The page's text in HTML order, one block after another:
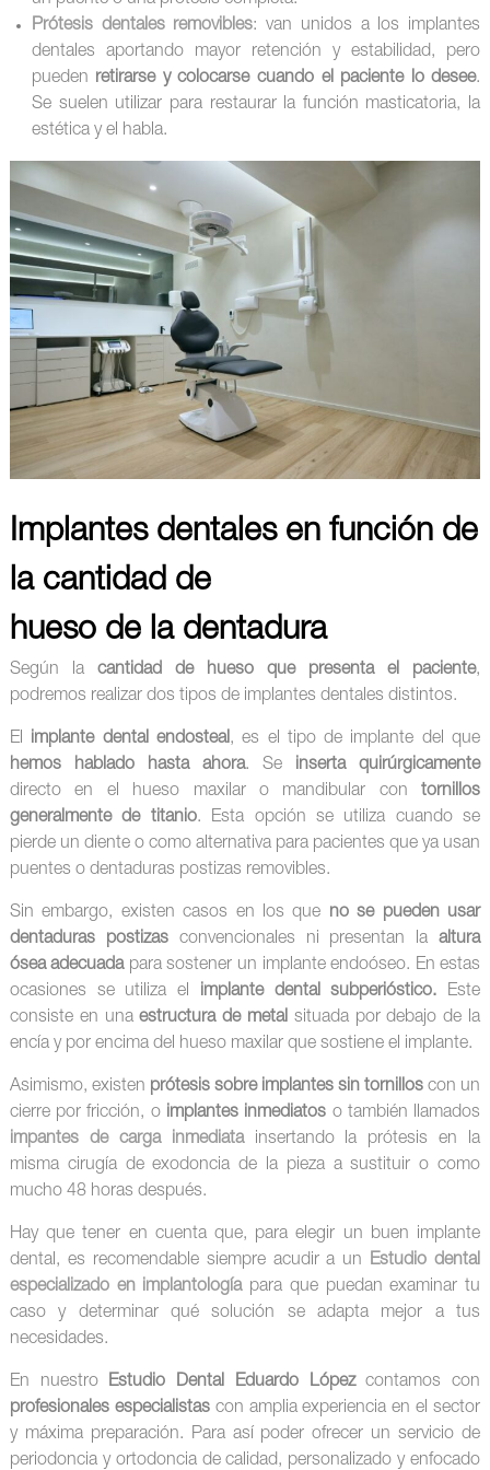
Prótesis dentales removibles: van unidos a los implantes
dentales aportando mayor retención y estabilidad, pero
pueden retirarse y colocarse cuando el paciente lo desee.
Se suelen utilizar para restaurar la función masticatoria, la
estética y el habla.
Implantes dentales en función de
la cantidad de
hueso de la dentadura
Según la cantidad de hueso que presenta el paciente,
podremos realizar dos tipos de implantes dentales distintos.
El implante dental endosteal, es el tipo de implante del que
hemos hablado hasta ahora. Se inserta quirúrgicamente
directo en el hueso maxilar o mandibular contornillos
generalmente de titanio. Esta opción se utiliza cuando se
pierde un diente o como alternativa para pacientes que ya usan
puentes o dentaduras postizas removibles.
Sin embargo, existen casos en los que no se pueden usar
dentaduras postizasconvencionales ni presentan laaltura
ósea adecuadapara sostener un implante endoóseo. En estas
ocasiones se utiliza el implante dental subperióstico. Este
consiste en unaestructura de metal situada por debajo de la
encía y por encima del hueso maxilar que sostiene el implante.
Asimismo, existen prótesis sobre implantes sin tornillos con un
cierre por fricción, o implantes inmediatos o también llamados
impantes
de carga inmediatainsertando la prótesis en la
misma cirugía de exodoncia de la pieza a sustituir o como
mucho 48 horas después.
Hay que tener en cuenta que, para elegir un buen implante
dental, es recomendable siempre acudir a un Estudio dental
especializado en implantologíapara que puedan examinar tu
caso y determinar qué solución se adapta mejor a tus
necesidades.
En nuestro Estudio Dental Eduardo Lópezcontamos con
profesionales especialistascon amplia experiencia en el sector
y máxima preparación. Para así poder ofrecer un servicio de
periodoncia y ortodoncia de calidad, personalizado y enfocado